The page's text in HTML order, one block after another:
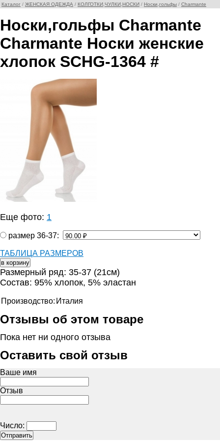
Каталог / ЖЕНСКАЯ ОДЕЖДА / КОЛГОТКИ,ЧУЛКИ,НОСКИ / Носки,гольфы / Charmante
Носки,гольфы Charmante
Charmante Носки женские
хлопок SCHG-1364 #
Еще фото: 1
размер 36-37:
ТАБЛИЦА РАЗМЕРОВ
Размерный ряд: 35-37 (21см)
Состав: 95% хлопок, 5% эластан
Производство: Италия
Отзывы об этом товаре
Пока нет ни одного отзыва
Оставить свой отзыв
Ваше имя
Отзыв
Число: